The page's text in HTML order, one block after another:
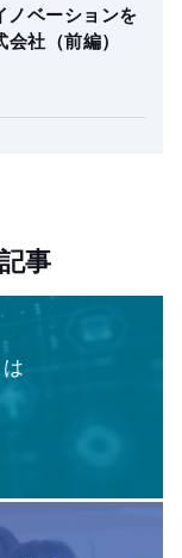
ノベーションを
社（前編）
事